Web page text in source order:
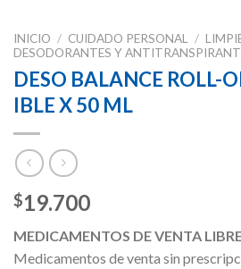
INICIO / CUIDADO PERSONAL /
DESODORANTES Y
DESO BALANCE ROLL-
IBLE X 50 ML
$19.700
MEDICAMENTOS DE VENTA
Medicamentos de venta sin